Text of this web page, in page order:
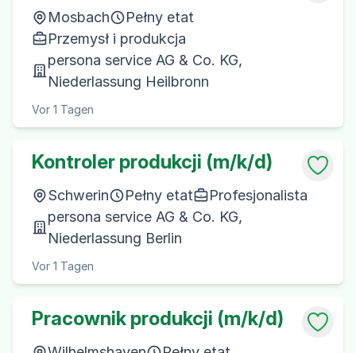
Mosbach
Pełny etat
Przemysł i produkcja
persona service AG & Co. KG,
Niederlassung Heilbronn
Vor 1 Tagen
Kontroler produkcji (m/k/d)
Schwerin Pełny etat
Profesjonalista
persona service AG & Co. KG,
Niederlassung Berlin
Vor 1 Tagen
Pracownik produkcji (m/k/d)